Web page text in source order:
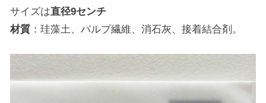
サイズは直径9センチ
材質 ：珪藻土、パルプ繊維、消石灰、接着結合剤。